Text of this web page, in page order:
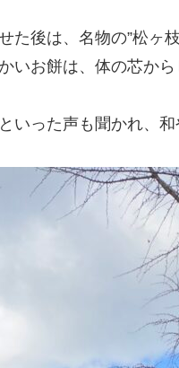
後は、名物の”松ヶ
いお餅は、体の芯か
いった声も聞かれ、